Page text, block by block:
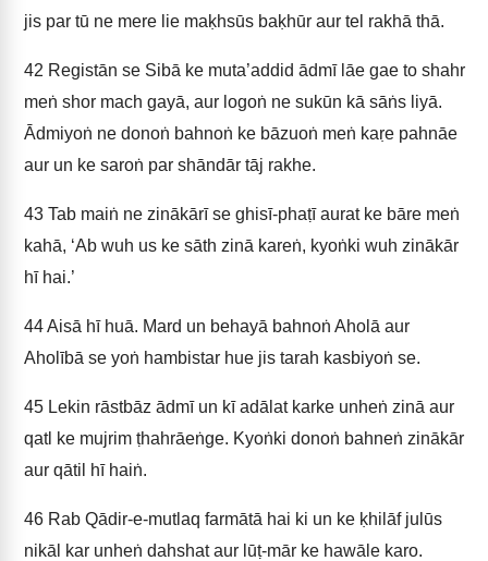
jis par tū ne mere lie maḳhsūs baḳhūr aur tel rakhā thā.
42 Registān se Sibā ke muta’addid ādmī lāe gae to shahr
meṅ shor mach gayā, aur logoṅ ne sukūn kā sāṅs liyā.
Ādmiyoṅ ne donoṅ bahnoṅ ke bāzuoṅ meṅ kaṛe pahnāe
aur un ke saroṅ par shāndār tāj rakhe.
43 Tab maiṅ ne zinākārī se ghisī-phaṭī aurat ke bāre meṅ
kahā, ‘Ab wuh us ke sāth zinā kareṅ, kyoṅki wuh zinākār
hī hai.’
44Aisā hī huā. Mard un behayā bahnoṅ Aholā aur
Aholībā se yoṅ hambistar hue jis tarah kasbiyoṅ se.
45 Lekin rāstbāz ādmī un kī adālat karke unheṅ zinā aur
qatl ke mujrim ṭhahrāeṅge. Kyoṅki donoṅ bahneṅ zinākār
aur qātil hī haiṅ.
46 Rab Qādir-e-mutlaq farmātā hai ki un ke ḳhilāf julūs
nikāl kar unheṅ dahshat aur lūṭ-mār ke hawāle karo.